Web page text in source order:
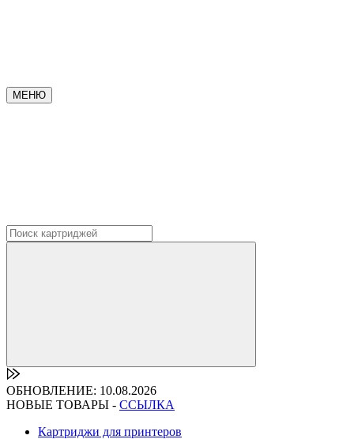
МЕНЮ
ОБНОВЛЕНИЕ: 10.08.2026
НОВЫЕ ТОВАРЫ - ССЫЛКА
Картриджи для принтеров